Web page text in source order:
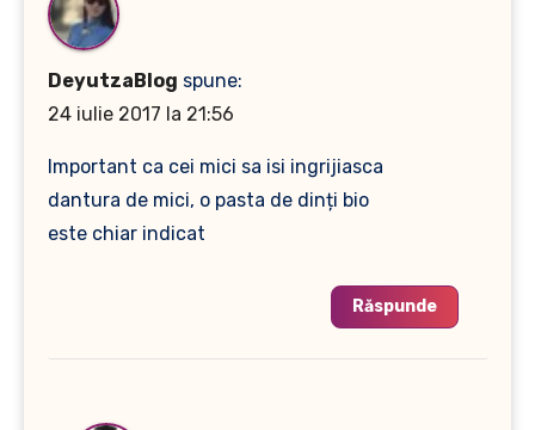
DeyutzaBlog spune:
24 iulie 2017 la 21:56
Important ca cei mici sa isi ingrijiasca
dantura de mici, o pasta de dinți bio
este chiar indicat
Răspunde